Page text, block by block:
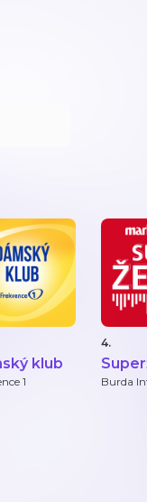
klub
1
4.
Marie
Burda